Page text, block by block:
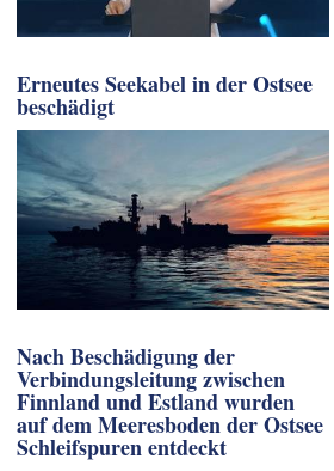
Erneutes Seekabel in der Ostsee
beschädigt
Nach Beschädigung der
Verbindungsleitung zwischen
Finnland und Estland wurden
auf dem Meeresboden der Ostsee
Schleifspuren entdeckt